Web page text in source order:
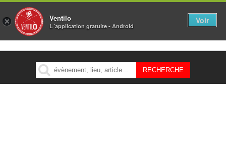
MENU
× Ventilo
L´application gratuite - Android
Voir